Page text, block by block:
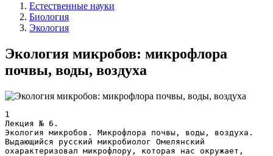
Естественные науки
Биология
Экология
Экология микробов: микрофлора
почвы, воды, воздуха
1 Лекция № 6. Экология микробов. Микрофлора почвы, воды, воздуха. Выдающийся русский микробиолог Омелянский охарактеризовал микрофлору, которая нас окружает, следующим образом: Мириады микробов населяют стихии и повсюду окружают нас. Незримо они сопутствуют человеку на всем его жизненном пути, властно вторгаясь в его жизнь то в качестве врагов, то как друзья. В громадном количестве они встречаются в пище, которую мы принимаем, в воде, которую мы пьем, и в воздухе, которым мы дышим. Окружающие нас предметы, наша одежда, поверхность нашего тела, все это буквально кишит микробами, среди которых встречаются и болезнетворные виды. В биосфере не такой среды, где не встречались бы микроорганизмы. Всюду, где есть какие-то источники энергии, углерода и азота, обязательно существуют и микроорганизмы, отличающиеся по своим физиологическим потребностям и свойствам. Именно это разнообразие и обусловило вездесущность микроорганизмов. Их можно обнаружить на дне океана и на горных вершинах, в сточных водах и даже в ядерных реакторах. С другой стороны, активная жизнедеятельность микроорганизмов, их гигантская роль в круговороте веществ в природе имеет исключительное значение для поддержания динамического равновесия всей биосферы, нарушение которого привело бы к катастрофическим последствиям. Все живые существа в природе, в том числе и микробы, связаны с другими организмами в пределах своей эко- 2 системы. Любая экосистема – лишь маленькая частица земной биосферы, которая, по существу, является суммой всех экосистем планеты. ЭКОСИСТЕМА (биогеоценоз) состоит из двух компонентов:1.биоценоза, то есть сообщества живых существ и 2.биотопа, то есть среды их обитания. Например, естественная микрофлора тела вместе с организмом хозяина. БИОТОП- это среда обитания микробов, которая состоит из живых - биотических и неживых – абиотических природных компонентов. МИКРОБОЦЕНОЗ (или микробиоценоз)- это совокупность разных видов микробов, обитающих в одном биотопе, например, в ротовой полости. Экологическая микробиология изучает отношения внутри микробных сообществ, а также взаимоотношения микроорганизмов и макроорганизмов, совместно обитающих в общих биотопах. Межвидовые взаимоотношения многообразны и динамичны. Выделяют три основных типа отношений: симбиоз, нейтрализм и конкуренцию СИМБИОЗ - от греч. &laquo;совместная жизнь&raquo; – такая форма сосуществования разных видов, когда оба партнера участвуют в урегулировании своих отношений с внешней средой, то есть это очень тесное сожительство двух различных организмов. В свою очередь, различают три типа симбиоза: а) мутуализм – отношения имеют взаимовыгодный характер. Например, микробы, питаясь за счет хозяина, приносят ему пользу, синтезируя витамины, участвуя в пищеварении, стимулируя иммунную систему. б) комменсализм – происходит от слова менса- трапеза, ком – с. микробы используют другой организм без вреда, 3 но и без очевидной пользы. Например, грибы питаются слущенным эпителием или остатками органических веществ в ЖКТ. в) паразитизм – когда партнер-паразит использует партнера-хозяина как среду обитания или источник пищи, принося определенный вред организму хозяина. Паразиты питаются не только омертвевшими остатками со стола хозяина, основная их пища - нативные тканевые или клеточные белки или другие компоненты живого организма хозяина. Гибель хозяина невыгодна паразиту, антагонизм видов поэтому несколько сглаживается, но равновесие это неустойчиво и может, в конце концов, наступить смерть одного из партнеров. Различают факультативных паразитов, которые могут выживать за пределами хозяина, и облигатных, которые вне клетки быстро прекращают свое существование (хламидии, риккетсии). Нейтрализм – форма межвидовых отношений, при которой обитающие в одном биотопе популяции не оказывают друг на друга никакого действия. Конкуренция – возникает в тех случаях, когда микробы одного или разных видов вынуждены соревноваться за одни и те же ресурсы среды обитания при недостаточности последних. Конкуренция может быть активной или пассивной. При активной конкуренции микробы- антагонисты выделяют в среду обитания метаболиты, которые токсичны для конкурента. Это антибиотики, органические и жирные кислоты, бактериоцины. Борьбу ведут обе стороны, и это является фактором регуляции численности популяций в микробиоценозах. Но, как правило, в итоге один вид одерживает верх над другим. 4 Основные среды обитания микробов в природе - почва, вода, животные и растительные организмы. Микрофлору окружающей среды с точки зрения ее влияния на человека изучает санитарная микробиология. Она сформировалась на стыке трех дисциплин: микробиологии, эпидемиологии и гигиены. Санитарно- микробиологические исследования позволяют эпидемиологам оценить опасность воды, почвы, предметов обихода, медицинского оборудования, воздуха закрытых помещений как факторов передачи возбудителей кишечных, респираторных, раневых инфекций. Конечно, санитарно-микробиологическое исследование объектов внешней среды должно решать вопрос о наличии или отсутствии в них патогенных для человека микроорганизмов. Но непосредственное обнаружение их имеет ряд трудностей. Поэтому санитарная микробиология использует свой особый, непрямой способ оценки санитарного благополучия внешней среды. Способ основан на том, что основным источником возбудителей инфекционных болезней являются люди и теплокровные животные, выделяющие микроорганизмы во внешнюю среду, главным образом, фекально-оральным и воздушно-капельным путем. Поэтому, чем обильнее загрязнены объекты внешней среды этими выделениями, тем вероятнее, что в этих объектах содержатся и соответствующие патогенные микробы и вирусы. Например, обнаружение в исследуемом материале (почва, вода) представителей микрофлоры кишечника указывает на фекальное загрязнение и возможное присутствие возбудителей кишечных инфекций. Оценка санитарномикробиологического состояния проводится на основе обнаружения санитарно-показательных микробов. Они должны отвечать следующим требованиям: 1. Постоянное со- 5 держание в выделениях человека и теплокровных животных в больших количествах. 2. Неимение других природных резервуаров. 3. Сохранение жизнеспособности в окружающей среде столько времени, сколько и патогенные микробы. 4. Отсутствие размножения в природной среде. 5. Отсутствие изменений биологических свойств в окружающей среде. 6.Возможность их обнаружения простыми методами. Микрофлора почвы. Почва – важнейшая среда и природный резервуар обитания микробов. В почве находятся азотфиксирующие, нитрифицирующие бактерии, серобактерии, принимающие участие в круговороте азота, углерода, серы. Количество микробов в почве варьирует от 200млн на 1 г в глинистой почве до 5 млрд. на 1 г в черноземной. Численность и видовой состав зависят от содержания в почве органических веществ и влаги, от структуры почвы, климатических условий, способа сельскохозяйственной обработки, от степени загрязнения отходами хозяйственной деятельности человека и многих других факторов. Главная масса микробов содержится на глубине 10-2- см. Патогенные микробы попадают в почву с трупами людей и животных, с испражнениями, мочой, гноем и другими выделениями. Сроки переживания патогенных микробов варьируют. Так, например, возбудители брюшного тифа, холеры, чумы –от нескольких дней до месяцев. Споры возбудителей могут сохраняться много лет, например у сибиреязвенных палочек, палочек столбняка и ботулизма. Отмирание микробов в почве обусловлено недостатком влаги, действием солнечных лучей, отсутствием питательных веществ, действием микробовантагонистов. Почва играет основную роль в эпидемиологии столбняка, газовой гангрены, ботулизма. Как санитар- 6 но-показательный микроб применяют клостридиум перфрингенс - показывает давнее фекальное загрязнение, кишечную палочку и фекальный стрептококк – показывают свежее фекальное загрязнение. Кроме этого, определяют ОМЧ – общую численность сапрофитных, термофильных и нитрифицирующих бактерий в 1 г почвы. Микрофлора воды. Вода открытых водоемов также, как и почва, является естественной средой обитания для микробов. Различают собственную и заносную микрофлору, поступающую из почвы, сточных и промышленных вод. Вода имеет огромное санитарно-эпидемиологическое значение как фактор передачи кишечных инфекций, гепатита А, возбудители которых с испражнениями больных поступают в воду открытых водоемов, а оттуда, нередко, в водопроводную воду. Сроки выживания микробов в воде зависят от температуры воды, содержания органических соединений, а также от вида и концентрации микробной взвеси. Особенно важными являются санитарные исследования водопроводной воды, воды нецентрализованного водоснабжения, а также воды плавательных бассейнов. Основными показателями являются: 1. ОМЧ – общее микробное число воды. Это количество мезофильных бактерий в 1 мл. 2. Индекс бактерий группы кишечной палочек (БГКП) в 1 л воды ( коли-индекс) . Бактерии группы кишечных палочек – это грамотрицательные, не образующие спор палочки, не имеющие фермента оксидазы, разлагающие лактозу и глюкозу до кислоты и газа при 37 град в течение 24 час.(роды Эшерихиа, Цитробактер, Клебсиелла, Энтеробактер). Из этой группы 7 выделяют фекальные кишечные палочки, которые разлагают лактозу и глюкозу при 44 градусах. По СанПиН от 1996 года в водопроводной воде не должно быть кишечных палочек в трех пробах по 100 мл. ОМЧ не должно быть более 50 . Микрофлора воздуха. Воздух не является средой естественного обитания микробов в связи с недостатком питательных веществ, влаги, действием солнечных лучей. Микробы поступают в воздух из почвы, воды, из верхних дыхательных путей. При чихании, кашле, разговоре из верхних дыхательных путей выбрасывается множество капелек слизи с микробами. Даже здоровый человек при каждом акте чихания выделяет в воздух 10000-20000 микробов, а больной – во много раз больше. Воздушно-капельным и воздушно-пылевым путем передаются многие заболевания: грипп, корь, туберкулез, чума и др. Санитарно-микробиологическое исследование воздуха имеет целью контроль состояния воздушной среды з